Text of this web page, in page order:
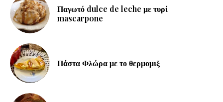
Παγωτό dulce de leche με τυρί
mascarpone
Πάστα Φλώρα με το θερμομιξ